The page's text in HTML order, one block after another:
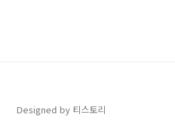
Designed by 티스토리